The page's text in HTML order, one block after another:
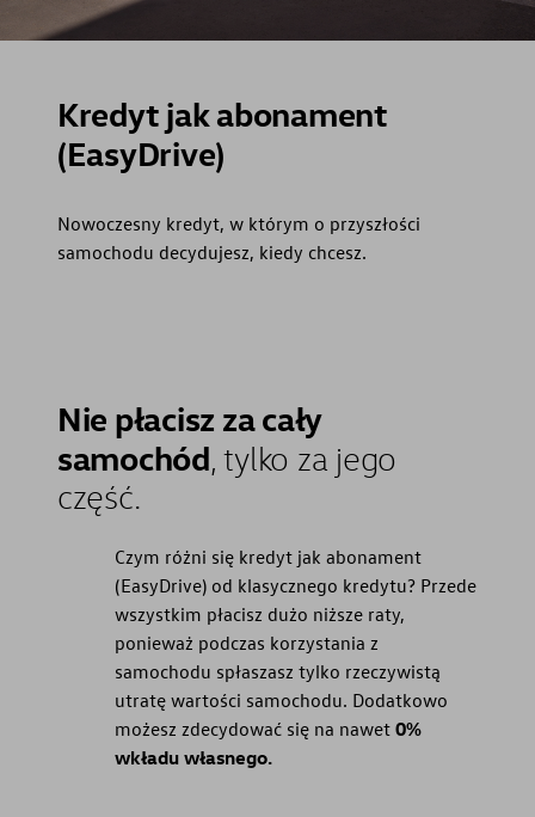
Kredyt jak abonament
(EasyDrive)
Nowoczesny kredyt, w którym o przyszłości
samochodu decydujesz, kiedy chcesz.
Nie płacisz za cały
samochód, tylko za jego
część.
Czym różni się kredyt jak abonament
(EasyDrive) od klasycznego kredytu? Przede
wszystkim płacisz dużo niższe raty,
ponieważ podczas korzystania z
samochodu spłaszasz tylko rzeczywistą
utratę wartości samochodu. Dodatkowo
możesz zdecydować się na nawet 0%
wkładu własnego.